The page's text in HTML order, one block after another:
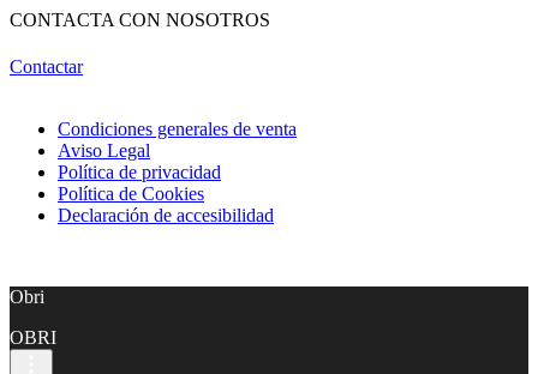
CONTACTA CON NOSOTROS
Contactar
Condiciones generales de venta
Aviso Legal
Política de privacidad
Política de Cookies
Declaración de accesibilidad
Obri
OBRI